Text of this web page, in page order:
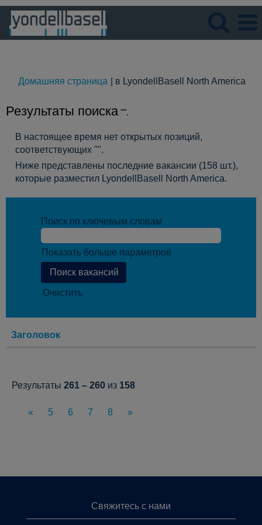
Домашняя страница в LyondellBasell North America
Результаты поиска "".
В настоящее время нет открытых позиций,
соответствующих "".
Ниже представлены последние вакансии (158 шт.),
которые разместил LyondellBasell North America.
Поиск по ключевым словам
Показать больше параметров
Очистить
Заголовок
Результаты 261 – 260 из 158
« 5 6 7 8 »
Свяжитесь с нами